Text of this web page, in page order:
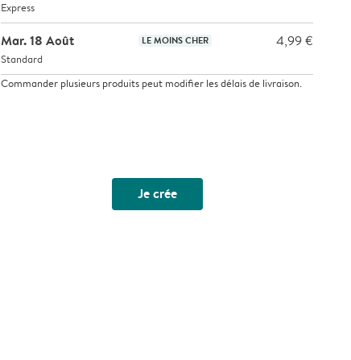
Express
Mar. 18 Août LE MOINS CHER 4,99 €
Standard
Commander plusieurs produits peut modifier les délais de livraison.
Je crée